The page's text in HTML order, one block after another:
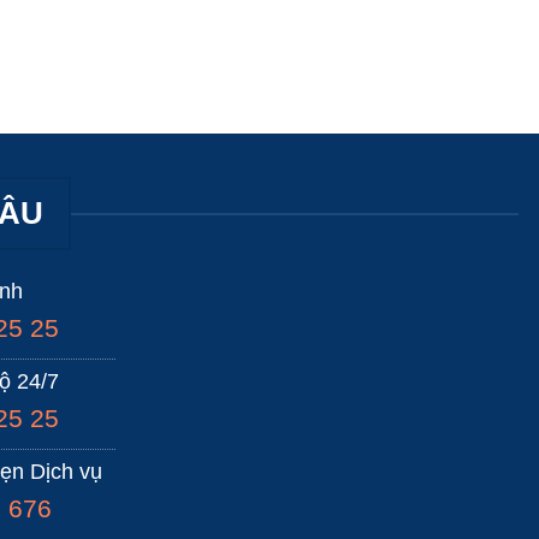
25
24/7
25
Dịch vụ
676